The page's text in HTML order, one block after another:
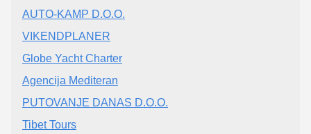
AUTO-KAMP D.O.O.
VIKENDPLANER
Globe Yacht Charter
Agencija Mediteran
PUTOVANJE DANAS D.O.O.
Tibet Tours